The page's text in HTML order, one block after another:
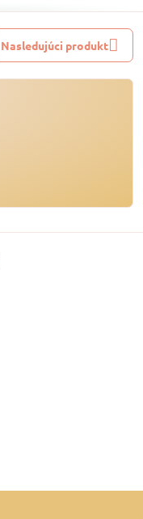
Nasledujúci produkt